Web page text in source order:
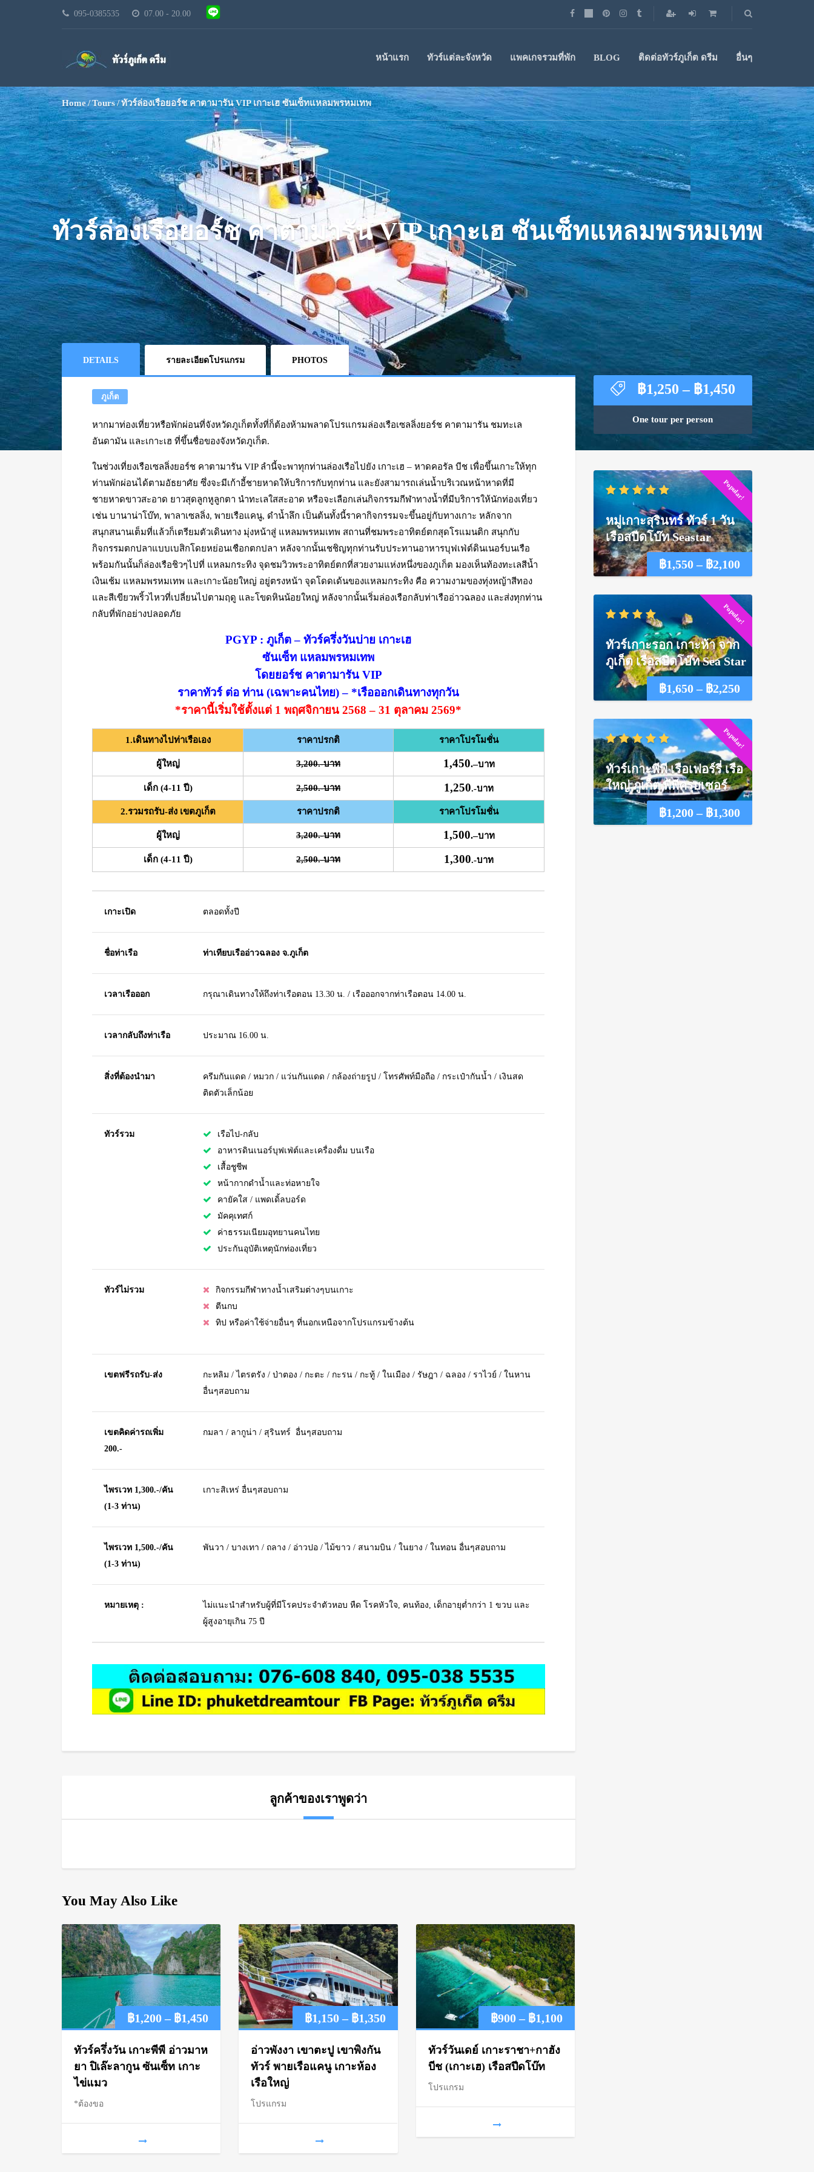
095-0385535 07.00 - 20.00
หน้าแรก ทัวร์แต่ละจังหวัด แพคเกจรวมที่พัก BLOG ติดต่อทัวร์ภูเก็ต ดรีม อื่นๆ
Home Tours ทัวร์ล่องเรือยอร์ช คาตามารัน VIP เกาะเฮ ซันเซ็ทแหลมพรหมเทพ
ทัวร์ล่องเรือยอร์ช คาตามารัน VIP เกาะเฮ ซันเซ็ทแหลมพรหมเทพ
DETAILS รายละเอียดโปรแกรม PHOTOS
ภูเก็ต
หากมาท่องเที่ยวหรือพักผ่อนที่จังหวัดภูเก็ตทั้งที่ก็ต้องห้ามพลาดโปรแกรมล่องเรือเซลลิ่งยอร์ช คาตามารัน ชมทะเล
อันดามัน และเกาะเฮ ที่ขึ้นชื่อของจังหวัดภูเก็ต.
ในช่วงเที่ยงเรือเซลลิ่งยอร์ช คาตามารัน VIP ลำนี้จะพาทุกท่านล่องเรือไปยัง เกาะเฮ – หาดคอรัล บีช เพื่อขึ้นเกาะให้ทุก
ท่านพักผ่อนได้ตามอัธยาศัย ซึ่งจะมีเก้าอี้ชายหาดให้บริการกับทุกท่าน และยังสามารถเล่นน้ำบริเวณหน้าหาดที่มี
ชายหาดขาวสะอาด ยาวสุดลูกหูลูกตา นำทะเลใสสะอาด หรือจะเลือกเล่นกิจกรรมกีฬาทางน้ำที่มีบริการให้นักท่องเที่ยว
เช่น บานาน่าโบ๊ท, พาลาเซลลิ่ง, พายเรือแคนู, ดำน้ำลึก เป็นต้นทั้งนี้ราคากิจกรรมจะขึ้นอยู่กับทางเกาะ หลักจาก
สนุกสนานเต็มที่แล้วก็เตรียมตัวเดินทาง มุ่งหน้าสู่ แหลมพรหมเทพ สถานที่ชมพระอาทิตย์ตกสุดโรแมนติก สนุกกับ
กิจกรรมตกปลาแบบเบสิกโดยหย่อนเชือกตกปลา หลังจากนั้นเชชิญทุกท่านรับประทานอาหารบุฟเฟ่ต์ดินเนอร์บนเรือ
พร้อมกันนั้นก็ล่องเรือชิวๆไปที่ แหลมกระทิง จุดชมวิวพระอาทิตย์ตกที่สวยงามแห่งหนึ่งของภูเก็ต มองเห็นท้องทะเลสีน้ำ
เงินเช้ม แหลมพรหมเทพ และเกาะน้อยใหญ่ อยู่ตรงหน้า จุดโดดเด้นของแหลมกระทิง คือ ความงามของทุ่งหญ้าสีทอง
และสีเขียวพริ้วไหวที่เปลี่ยนไปตามฤดู และโขดหินน้อยใหญ่ หลังจากนั้นเริ่มล่องเรือกลับท่าเรืออ่าวฉลอง และส่งทุกท่าน
กลับที่พักอย่างปลอดภัย
PGYP : ภูเก็ต – ทัวร์ครึ่งวันบ่าย เกาะเฮ
ซันเซ็ท แหลมพรหมเทพ
โดยยอร์ช คาตามารัน VIP
ราคาทัวร์ ต่อ ท่าน (เฉพาะคนไทย) – *เรือออกเดินทางทุกวัน
*ราคานี้เริ่มใช้ตั้งแต่ 1 พฤศจิกายน 2568 – 31 ตุลาคม 2569*
1.เดินทางไปท่าเรือเอง ราคาปรกติ ราคาโปรโมชั่น
ผู้ใหญ่ 3,200.-บาท 1,450.–บาท
เด็ก (4-11 ปี) 2,500.-บาท 1,250.-บาท
2.รวมรถรับ-ส่ง เขตภูเก็ต ราคาปรกติ ราคาโปรโมชั่น
ผู้ใหญ่ 3,200.-บาท 1,500.–บาท
เด็ก (4-11 ปี) 2,500.-บาท 1,300.-บาท
เกาะเปิด ตลอดทั้งปี
ชื่อท่าเรือ ท่าเทียบเรืออ่าวฉลอง จ.ภูเก็ต
เวลาเรือออก กรุณาเดินทางให้ถึงท่าเรือตอน 13.30 น. / เรือออกจากท่าเรือตอน 14.00 น.
เวลากลับถึงท่าเรือ ประมาณ 16.00 น.
สิ่งที่ต้องนำมา
ครีมกันแดด / หมวก / แว่นกันแดด / กล้องถ่ายรูป / โทรศัพท์มือถือ / กระเป๋ากันน้ำ / เงินสด
ติดตัวเล็กน้อย
ทัวร์รวม
เรือไป-กลับ
อาหารดินเนอร์บุฟเฟ่ต์และเครื่องดื่ม บนเรือ
เสื้อชูชีพ
หน้ากากดำน้ำและท่อหายใจ
คายัคใส / แพดเดิ้ลบอร์ด
มัคคุเทศก์
ค่าธรรมเนียมอุทยานคนไทย
ประกันอุบัติเหตุนักท่องเที่ยว
ทัวร์ไม่รวม
กิจกรรมกีฬาทางน้ำเสริมต่างๆบนเกาะ
ตีนกบ
ทิป หรือค่าใช้จ่ายอื่นๆ ที่นอกเหนือจากโปรแกรมข้างต้น
เขตฟรีรถรับ-ส่ง
กะหลิม / ไตรตรัง / ป่าตอง / กะตะ / กะรน / กะทู้ / ในเมือง / รัษฎา / ฉลอง / ราไวย์ / ในหาน
อื่นๆสอบถาม
เขตคิดค่ารถเพิ่ม
200.-
กมลา / ลากูน่า / สุรินทร์ อื่นๆสอบถาม
ไพรเวท 1,300.-/คัน
(1-3 ท่าน)
เกาะสิเหร่ อื่นๆสอบถาม
ไพรเวท 1,500.-/คัน
(1-3 ท่าน)
พันวา / บางเทา / ถลาง / อ่าวปอ / ไม้ขาว / สนามบิน / ในยาง / ในทอน อื่นๆสอบถาม
หมายเหตุ :
ไม่แนะนำสำหรับผู้ที่มีโรคประจำตัวหอบ หืด โรคหัวใจ, คนท้อง, เด็กอายุต่ำกว่า 1 ขวบ และ
ผู้สูงอายุเกิน 75 ปี
ลูกค้าของเราพูดว่า
You May Also Like
฿1,200 – ฿1,450Price
ทัวร์ครึ่งวัน เกาะพีพี อ่าวมาห
ยา ปิเล๊ะลากูน ซันเซ็ท เกาะ
ไข่แมว
*ต้องขอ
฿1,150 – ฿1,350Price
อ่าวพังงา เขาตะปู เขาพิงกัน
ทัวร์ พายเรือแคนู เกาะห้อง
เรือใหญ่
โปรแกรม
฿900 – ฿1,100Price
ทัวร์วันเดย์ เกาะราชา+กาฮัง
บีช (เกาะเฮ) เรือสปีดโบ๊ท
โปรแกรม
฿1,250 – ฿1,450Price
range:
฿1,250
through
฿1,450
One tour per person
Popular!
฿1,550 – ฿2,100Price
฿1,550
through
฿2,100
หมู่เกาะสุรินทร์ ทัวร์ 1 วัน
เรือสปีดโบ๊ท Seastar
Popular!
฿1,650 – ฿2,250Price
฿1,650
through
฿2,250
ทัวร์เกาะรอก เกาะห้า จาก
ภูเก็ต เรือสปีดโบ๊ท Sea Star
Popular!
฿1,200 – ฿1,300Price
ทัวร์เกาะพีพี เรือเฟอร์รี่ เรือ
ใหญ่ ภูเก็ต พีพีครุยเซอร์